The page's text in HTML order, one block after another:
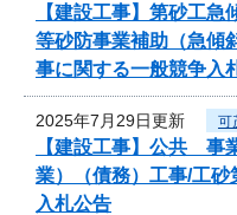
【建設工事】第砂工
等砂防事業補助（急傾
事に関する一般競争入
2025年7月29日更新 可
【建設工事】公共 事
業）（債務）工事/工
入札公告